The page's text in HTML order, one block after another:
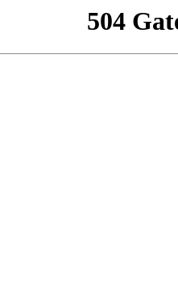
504